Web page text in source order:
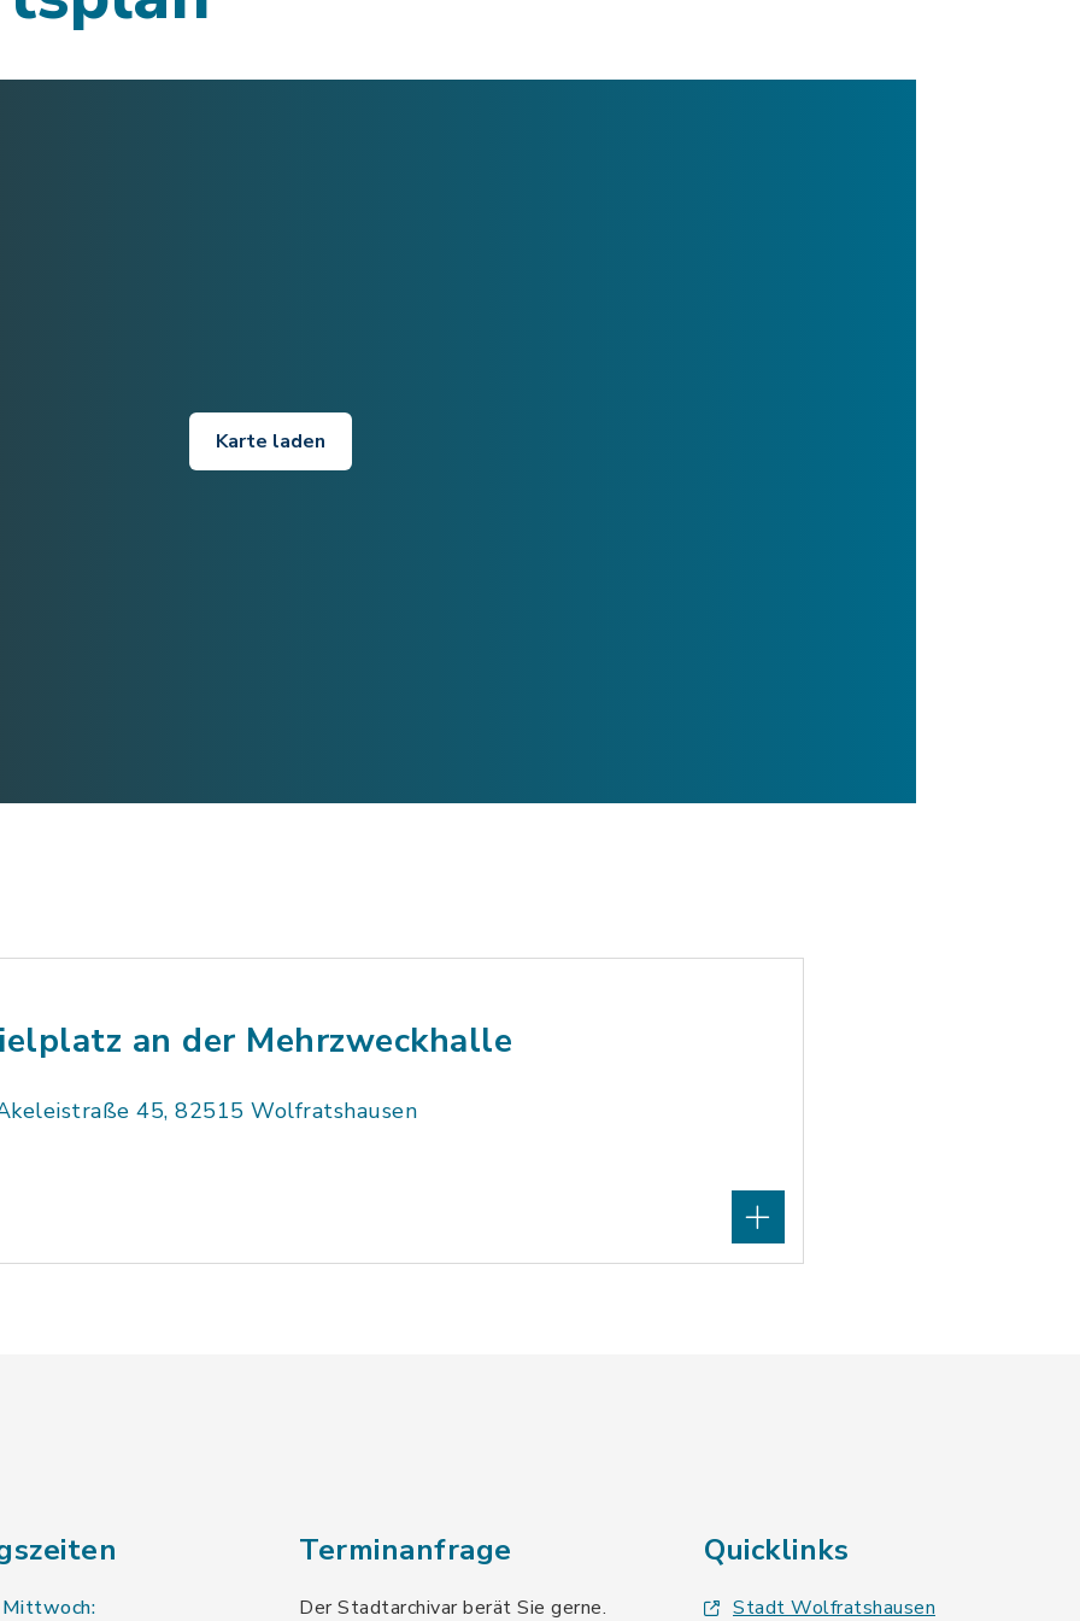
Karte laden
an der Mehrzweckhalle
45, 82515 Wolfratshausen
Terminanfrage
Der Stadtarchivar berät Sie gerne.
Quicklinks
Stadt Wolfratshausen